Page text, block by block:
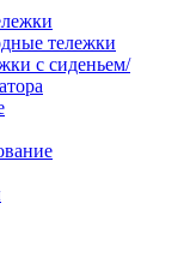
тележки
с сиденьем/